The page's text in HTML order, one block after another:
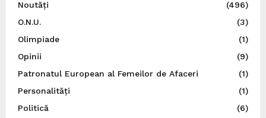
Noutăți
(496)
O.N.U.
(3)
Olimpiade
(1)
Opinii
(9)
Patronatul European al Femeilor de Afaceri
(1)
Personalități
(1)
Politică
(6)